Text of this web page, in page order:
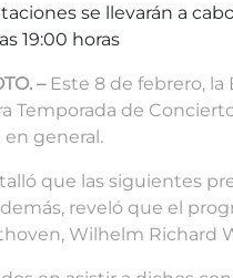
se llevarán a
19:00 horas
– Este 8 de febrero,
Temporada de
en general.
que las siguientes
reveló que el
Wilhelm Richard